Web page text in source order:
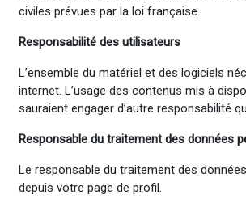
civiles prévues par la loi française.
Responsabilité des utilisateurs
L’ensemble du matériel et des logiciels
internet. L’usage des contenus mis à
sauraient engager d’autre responsabilité
Responsable du traitement des données
Le responsable du traitement des
depuis votre page de profil.